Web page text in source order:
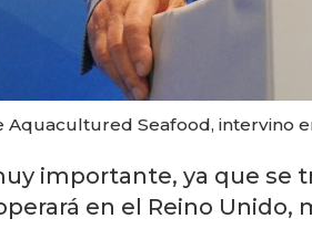
Seafood, intervino
importante, ya que se
en el Reino